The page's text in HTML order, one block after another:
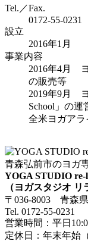
Tel.／Fax.
0172-55-0231
設立
2016年1月
事業内容
2016年4月
の販売等
2019年9月
School」の運
全米ヨガアラ
青森弘前市のヨガ
YOGA STUDIO re-
（ヨガスタジオ リ
〒036-8003 青森
Tel. 0172-55-0231
営業時間：平日
定休日：年末年始